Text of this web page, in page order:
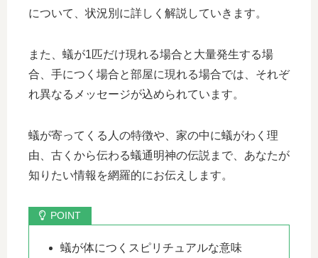
について、状況別に詳しく解説していきます。
また、蟻が1匹だけ現れる場合と大量発生する場
合、手につく場合と部屋に現れる場合では、それぞ
れ異なるメッセージが込められています。
蟻が寄ってくる人の特徴や、家の中に蟻がわく理
由、古くから伝わる蟻通明神の伝説まで、あなたが
知りたい情報を網羅的にお伝えします。
蟻が体につくスピリチュアルな意味